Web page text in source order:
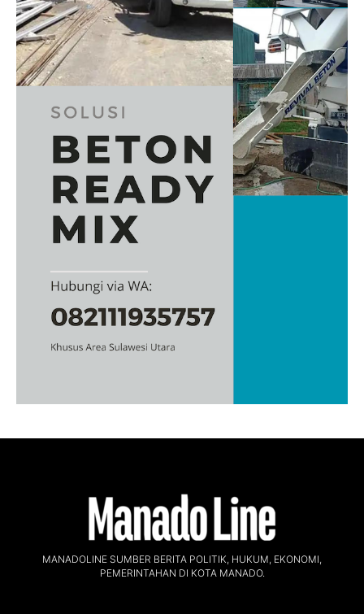
MANADOLINE SUMBER BERITA POLITIK, HUKUM, EKONOMI,
PEMERINTAHAN DI KOTA MANADO.